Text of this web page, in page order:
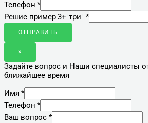
Телефон *
Решие пример 3+"три" *
ОТПРАВИТЬ
×
Задайте вопрос и Наши специалисты
ближайшее время
Имя *
Телефон *
Ваш вопрос *